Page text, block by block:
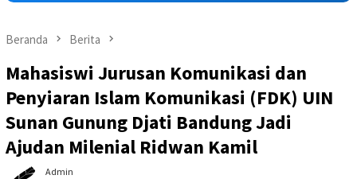
Beranda Berita
Mahasiswi Jurusan Komunikasi dan
Penyiaran Islam Komunikasi (FDK) UIN
Sunan Gunung Djati Bandung Jadi
Ajudan Milenial Ridwan Kamil
Admin